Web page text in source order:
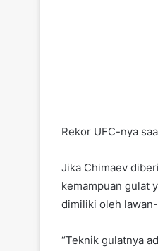
Rekor UFC-nya
Jika Chimaev
kemampuan gulat
dimiliki oleh
“Teknik gulatnya